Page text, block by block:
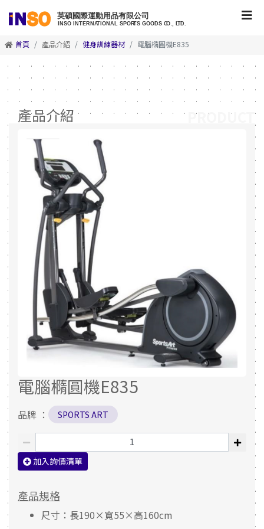
首頁 產品介紹 健身訓練器材 電腦橢圓機E835
產品介紹
電腦橢圓機E835
品牌 ： SPORTS ART
加入詢價清單
產品規格
尺寸：長190×寬55×高160cm
PRODUCT